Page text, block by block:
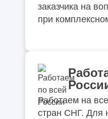
заказчика на
при
Работаем на
стран СНГ. Для